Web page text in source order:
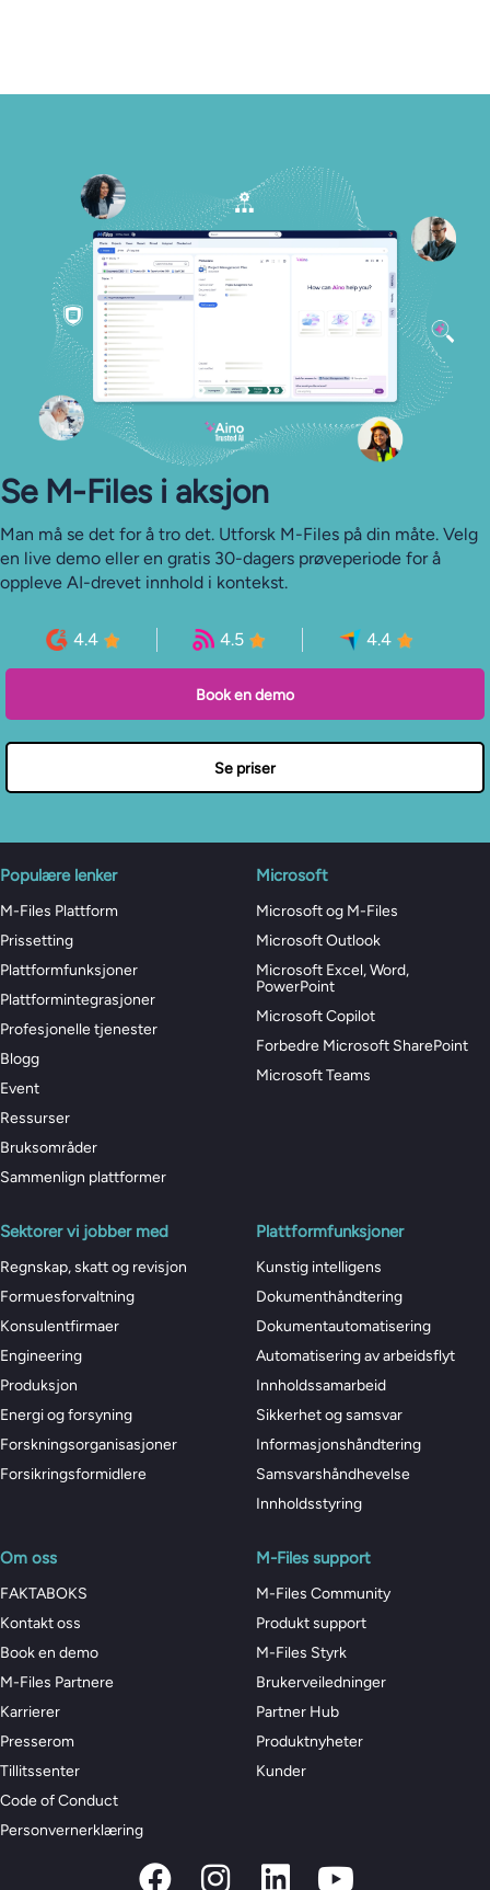
Se M-⁠Files i aksjon
Man må se det for å tro det. Utforsk M-Files på din måte. Velg
en live demo eller en gratis 30-dagers prøveperiode for å
oppleve AI-drevet innhold i kontekst.
4.4 4.5 4.4
Book en demo
Se priser
Populære lenker
M-Files Plattform
Prissetting
Plattformfunksjoner
Plattformintegrasjoner
Profesjonelle tjenester
Blogg
Event
Ressurser
Bruksområder
Sammenlign plattformer
Microsoft
Microsoft og M-Files
Microsoft Outlook
Microsoft Excel, Word,
PowerPoint
Microsoft Copilot
Forbedre Microsoft SharePoint
Microsoft Teams
Sektorer vi jobber med
Regnskap, skatt og revisjon
Formuesforvaltning
Konsulentfirmaer
Engineering
Produksjon
Energi og forsyning
Forskningsorganisasjoner
Forsikringsformidlere
Plattformfunksjoner
Kunstig intelligens
Dokumenthåndtering
Dokumentautomatisering
Automatisering av arbeidsflyt
Innholdssamarbeid
Sikkerhet og samsvar
Informasjonshåndtering
Samsvarshåndhevelse
Innholdsstyring
Om oss
FAKTABOKS
Kontakt oss
Book en demo
M-Files Partnere
Karrierer
Presserom
Tillitssenter
Code of Conduct
Personvernerklæring
M-Files support
M-Files Community
Produkt support
M-Files Styrk
Brukerveiledninger
Partner Hub
Produktnyheter
Kunder